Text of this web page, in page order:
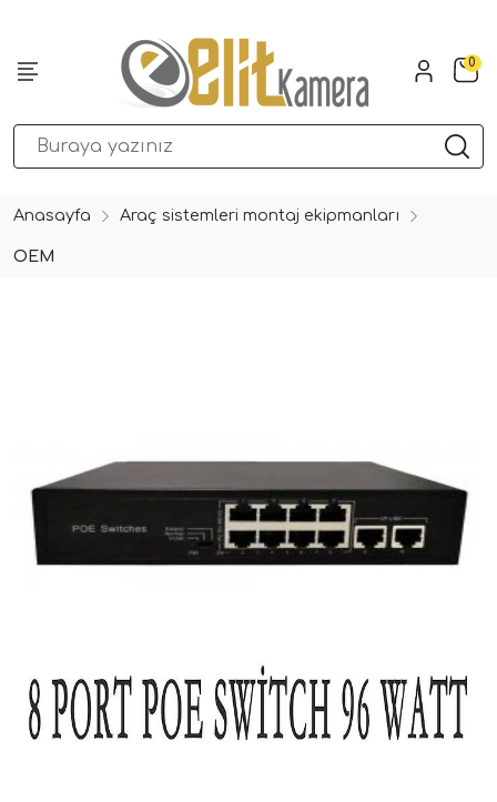
0
Anasayfa Araç sistemleri montaj ekipmanları
OEM